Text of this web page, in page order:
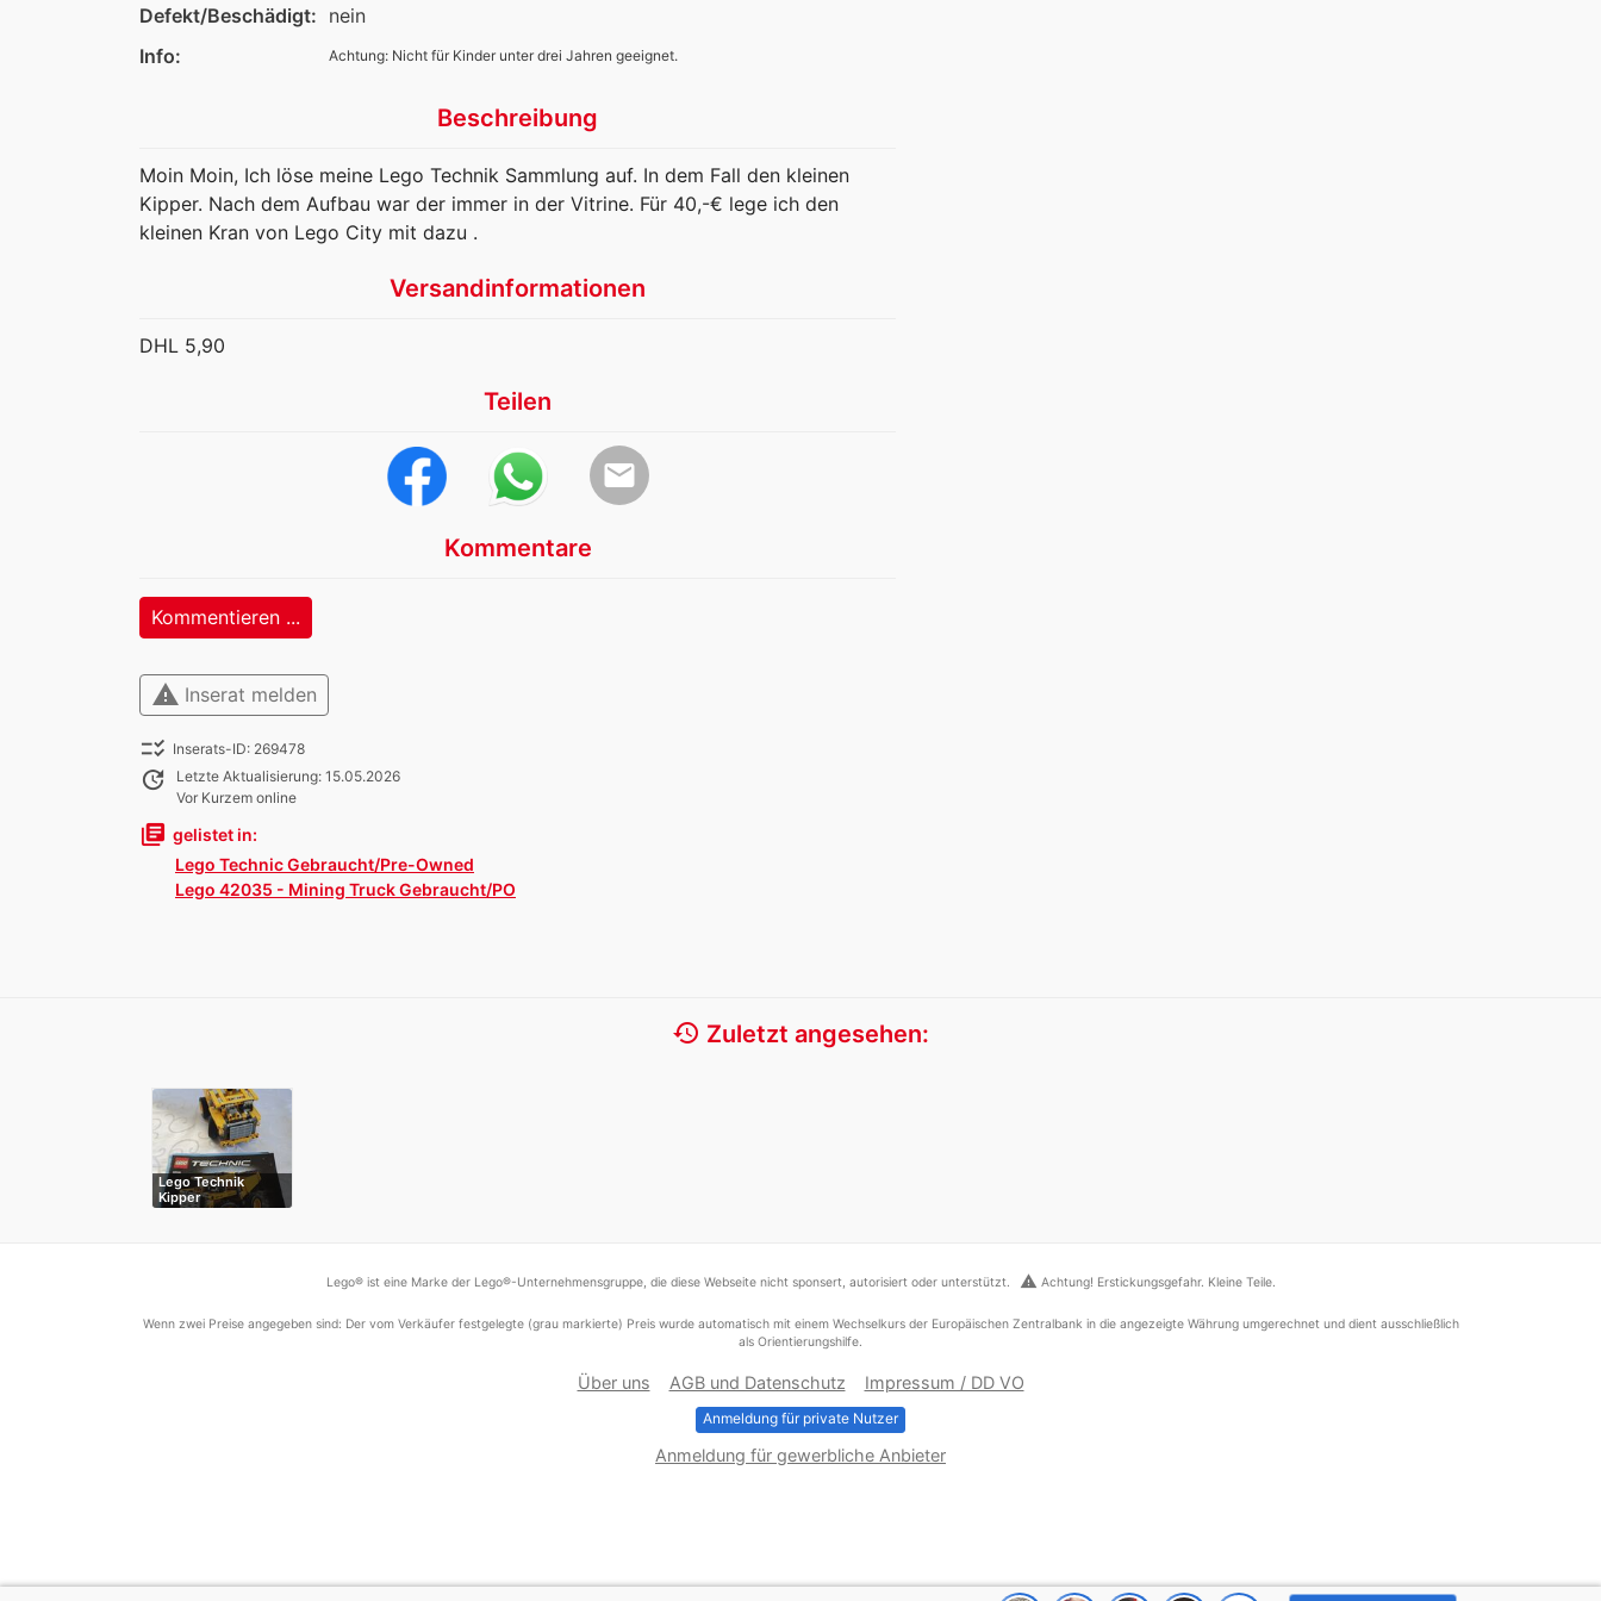
Defekt/Beschädigt: nein
Info:
Achtung: Nicht für Kinder unter drei Jahren geeignet.
Beschreibung
Moin Moin, Ich löse meine Lego Technik Sammlung auf. In dem Fall den kleinen
Kipper. Nach dem Aufbau war der immer in der Vitrine. Für 40,-€ lege ich den
kleinen Kran von Lego City mit dazu .
Versandinformationen
DHL 5,90
Teilen
email
Kommentare
Kommentieren ...
warning Inserat melden
checklist_rtl Inserats-ID: 269478
update
Letzte Aktualisierung: 15.05.2026
Vor Kurzem online
library_books gelistet in:
Lego Technic Gebraucht/Pre-Owned
Lego 42035 - Mining Truck Gebraucht/PO
history Zuletzt angesehen:
Lego Technik
Kipper
Lego® ist eine Marke der Lego®-Unternehmensgruppe, die diese Webseite nicht sponsert, autorisiert oder unterstützt. warning Achtung! Erstickungsgefahr. Kleine Teile.
Wenn zwei Preise angegeben sind: Der vom Verkäufer festgelegte (grau markierte) Preis wurde automatisch mit einem Wechselkurs der Europäischen Zentralbank in die angezeigte Währung umgerechnet und dient ausschließlich
als Orientierungshilfe.
Über uns AGB und Datenschutz Impressum / DD VO
Anmeldung für private Nutzer
Anmeldung für gewerbliche Anbieter